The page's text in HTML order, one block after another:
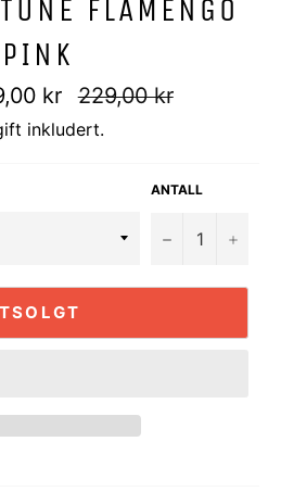
FLAMENGO
PINK
kr
Vanlig
pris
229,00 kr
inkludert.
ANTALL
− +